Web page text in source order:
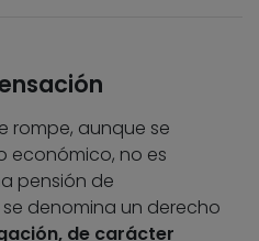
rompe, aunque se
económico, no es
pensión de
denomina un derecho
de carácter